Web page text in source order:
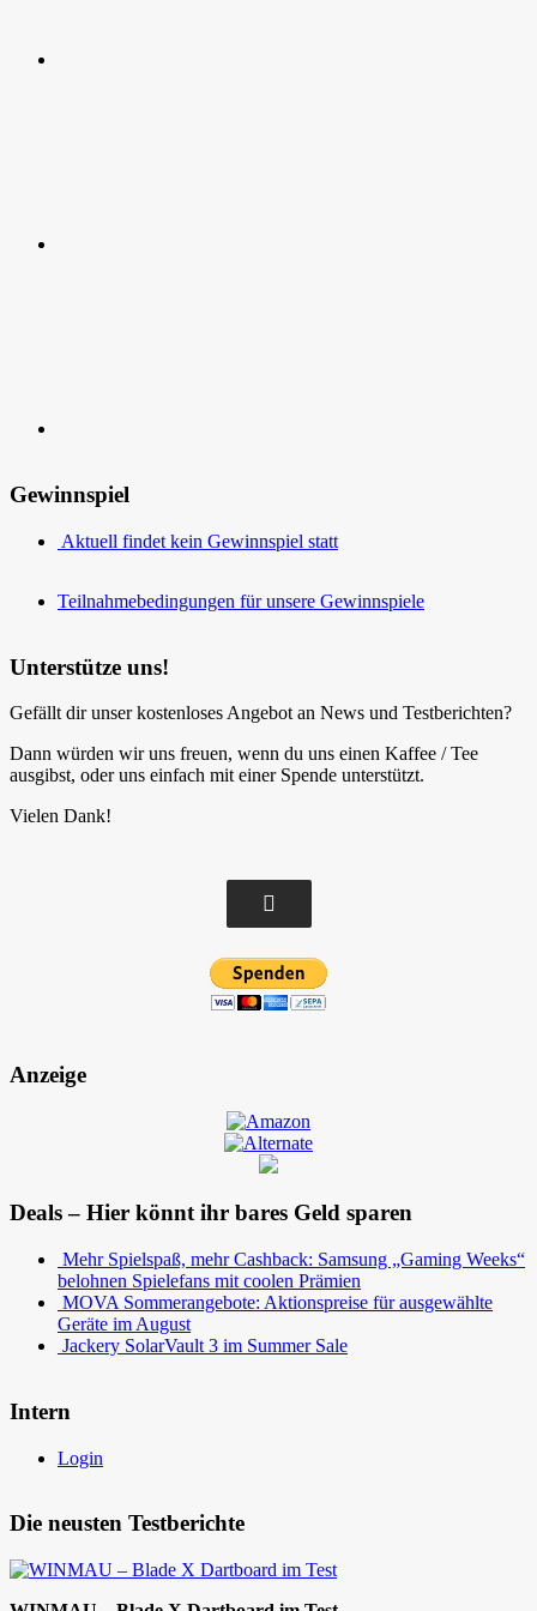
Gewinnspiel
Aktuell findet kein Gewinnspiel statt
Teilnahmebedingungen für unsere Gewinnspiele
Unterstütze uns!
Gefällt dir unser kostenloses Angebot an News und Testberichten?
Dann würden wir uns freuen, wenn du uns einen Kaffee / Tee
ausgibst, oder uns einfach mit einer Spende unterstützt.
Vielen Dank!
Anzeige
Deals – Hier könnt ihr bares Geld sparen
Mehr Spielspaß, mehr Cashback: Samsung „Gaming Weeks“
belohnen Spielefans mit coolen Prämien
MOVA Sommerangebote: Aktionspreise für ausgewählte
Geräte im August
Jackery SolarVault 3 im Summer Sale
Intern
Login
Die neusten Testberichte